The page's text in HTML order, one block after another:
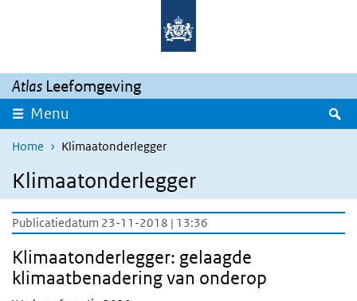
Overslaan en naar de inhoud gaan
Atlas Leefomgeving
Menu
Home Klimaatonderlegger
Klimaatonderlegger
Publicatiedatum 23-11-2018 | 13:36
Klimaatonderlegger: gelaagde
klimaatbenadering van onderop